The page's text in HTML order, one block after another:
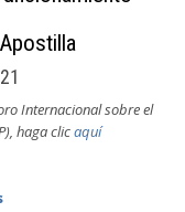
Internacional sobre el
haga clicaquí